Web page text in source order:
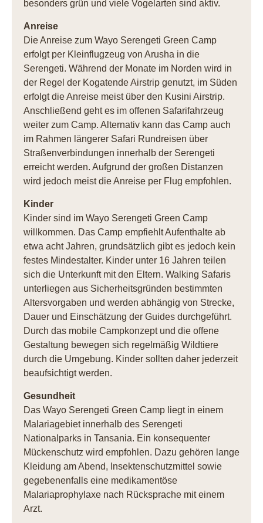
besonders grün und viele Vogelarten sind aktiv.
Anreise
Die Anreise zum Wayo Serengeti Green Camp
erfolgt per Kleinflugzeug von Arusha in die
Serengeti. Während der Monate im Norden wird in
der Regel der Kogatende Airstrip genutzt, im Süden
erfolgt die Anreise meist über den Kusini Airstrip.
Anschließend geht es im offenen Safarifahrzeug
weiter zum Camp. Alternativ kann das Camp auch
im Rahmen längerer Safari Rundreisen über
Straßenverbindungen innerhalb der Serengeti
erreicht werden. Aufgrund der großen Distanzen
wird jedoch meist die Anreise per Flug empfohlen.
Kinder
Kinder sind im Wayo Serengeti Green Camp
willkommen. Das Camp empfiehlt Aufenthalte ab
etwa acht Jahren, grundsätzlich gibt es jedoch kein
festes Mindestalter. Kinder unter 16 Jahren teilen
sich die Unterkunft mit den Eltern. Walking Safaris
unterliegen aus Sicherheitsgründen bestimmten
Altersvorgaben und werden abhängig von Strecke,
Dauer und Einschätzung der Guides durchgeführt.
Durch das mobile Campkonzept und die offene
Gestaltung bewegen sich regelmäßig Wildtiere
durch die Umgebung. Kinder sollten daher jederzeit
beaufsichtigt werden.
Gesundheit
Das Wayo Serengeti Green Camp liegt in einem
Malariagebiet innerhalb des Serengeti
Nationalparks in Tansania. Ein konsequenter
Mückenschutz wird empfohlen. Dazu gehören lange
Kleidung am Abend, Insektenschutzmittel sowie
gegebenenfalls eine medikamentöse
Malariaprophylaxe nach Rücksprache mit einem
Arzt.